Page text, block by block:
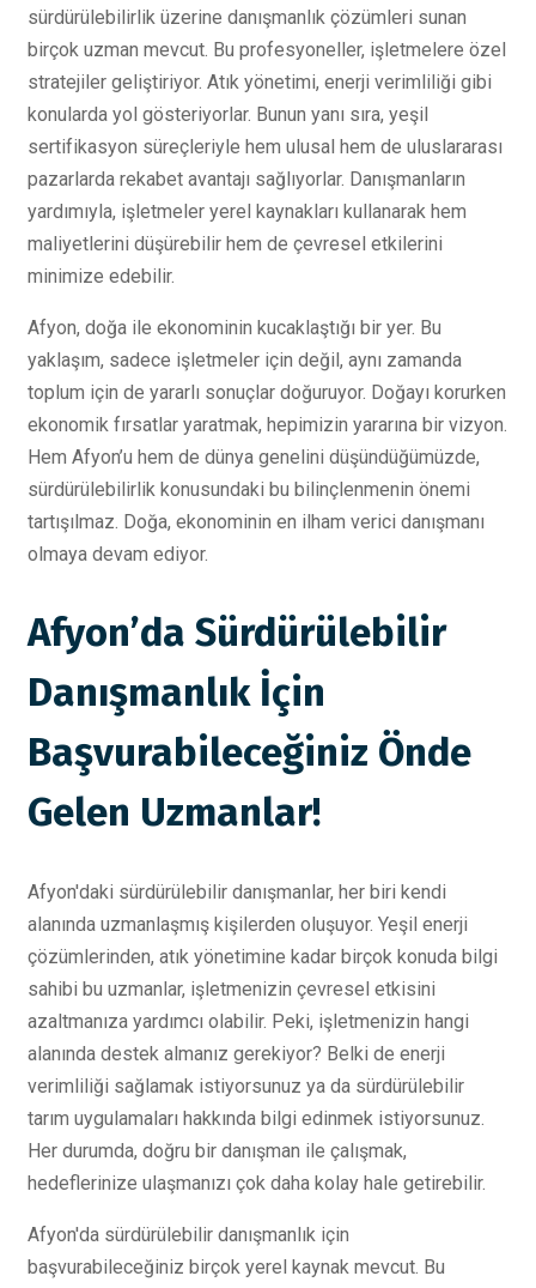
sürdürülebilirlik üzerine danışmanlık çözümleri sunan
birçok uzman mevcut. Bu profesyoneller, işletmelere özel
stratejiler geliştiriyor. Atık yönetimi, enerji verimliliği gibi
konularda yol gösteriyorlar. Bunun yanı sıra, yeşil
sertifikasyon süreçleriyle hem ulusal hem de uluslararası
pazarlarda rekabet avantajı sağlıyorlar. Danışmanların
yardımıyla, işletmeler yerel kaynakları kullanarak hem
maliyetlerini düşürebilir hem de çevresel etkilerini
minimize edebilir.
Afyon, doğa ile ekonominin kucaklaştığı bir yer. Bu
yaklaşım, sadece işletmeler için değil, aynı zamanda
toplum için de yararlı sonuçlar doğuruyor. Doğayı korurken
ekonomik fırsatlar yaratmak, hepimizin yararına bir vizyon.
Hem Afyon’u hem de dünya genelini düşündüğümüzde,
sürdürülebilirlik konusundaki bu bilinçlenmenin önemi
tartışılmaz. Doğa, ekonominin en ilham verici danışmanı
olmaya devam ediyor.
Afyon’da Sürdürülebilir
Danışmanlık İçin
Başvurabileceğiniz Önde
Gelen Uzmanlar!
Afyon'daki sürdürülebilir danışmanlar, her biri kendi
alanında uzmanlaşmış kişilerden oluşuyor. Yeşil enerji
çözümlerinden, atık yönetimine kadar birçok konuda bilgi
sahibi bu uzmanlar, işletmenizin çevresel etkisini
azaltmanıza yardımcı olabilir. Peki, işletmenizin hangi
alanında destek almanız gerekiyor? Belki de enerji
verimliliği sağlamak istiyorsunuz ya da sürdürülebilir
tarım uygulamaları hakkında bilgi edinmek istiyorsunuz.
Her durumda, doğru bir danışman ile çalışmak,
hedeflerinize ulaşmanızı çok daha kolay hale getirebilir.
Afyon'da sürdürülebilir danışmanlık için
başvurabileceğiniz birçok yerel kaynak mevcut. Bu